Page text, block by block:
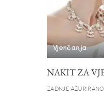
Vjenčanja
NAKIT ZA
ZADNJE